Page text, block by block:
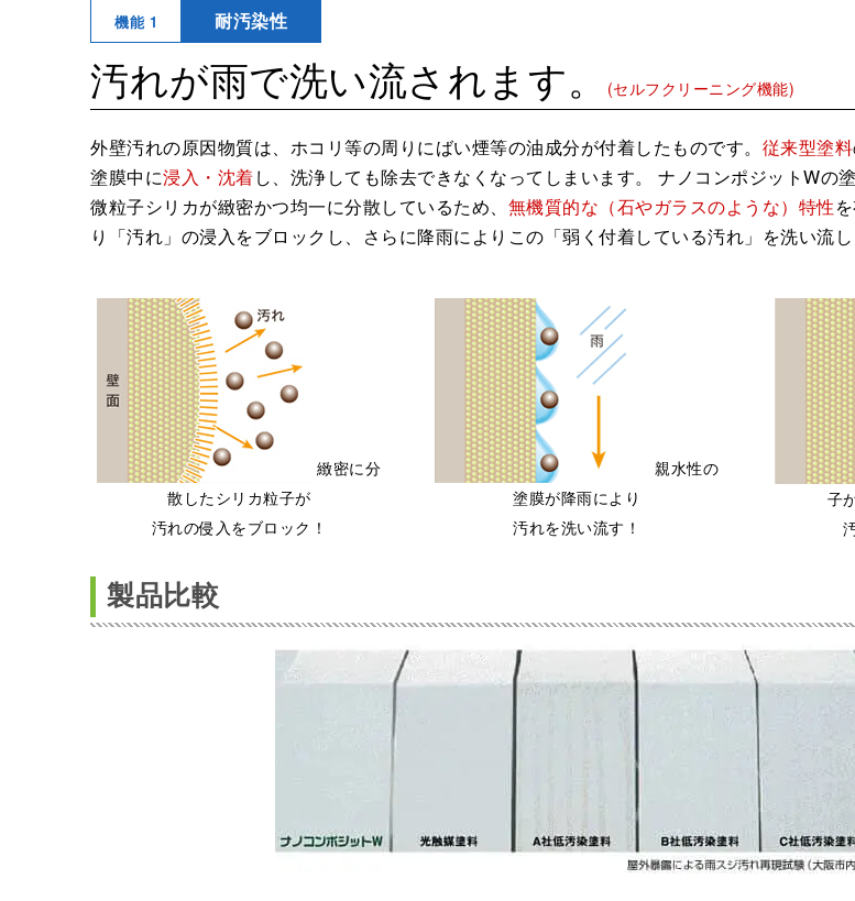
機能 1 耐汚染性
汚れが雨で洗い流されます。 (セルフクリーニング機能)
外壁汚れの原因物質は、ホコリ等の周りにばい煙等の油成分が付着したものです。 従来型塗料
塗膜中に浸入・沈着し、洗浄しても除去できなくなってしまいます。 ナノコンポジットWの
微粒子シリカが緻密かつ均一に分散しているため、 無機質的な（石やガラスのような）特性
り「汚れ」の浸入をブロックし、さらに降雨によりこの「弱く付着している汚れ」を洗い流し
緻密に分
散したシリカ粒子が
汚れの侵入をブロック！
親水性の
塗膜が降雨により
汚れを洗い流す！
子
製品比較